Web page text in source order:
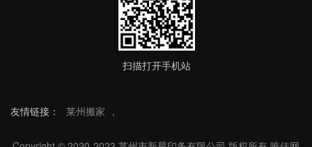
扫描打开手机站
友情链接： 莱州搬家 ,